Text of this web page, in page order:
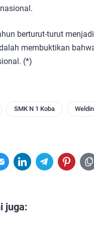
berturut-turut
membuktikan
(*)
SMK N 1 Koba
juga: